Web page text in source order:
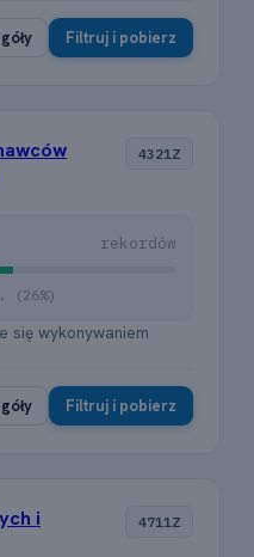
Filtruj i pobierz
4321Z
rekordów
(26%)
się wykonywaniem
Filtruj i pobierz
i
4711Z